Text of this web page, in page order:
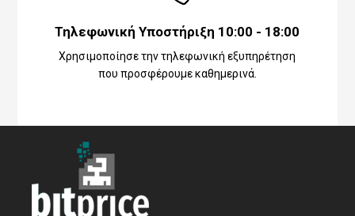
Τηλεφωνική Υποστήριξη 10:00 - 18:00
Χρησιμοποίησε την τηλεφωνική εξυπηρέτηση
που προσφέρουμε καθημερινά.